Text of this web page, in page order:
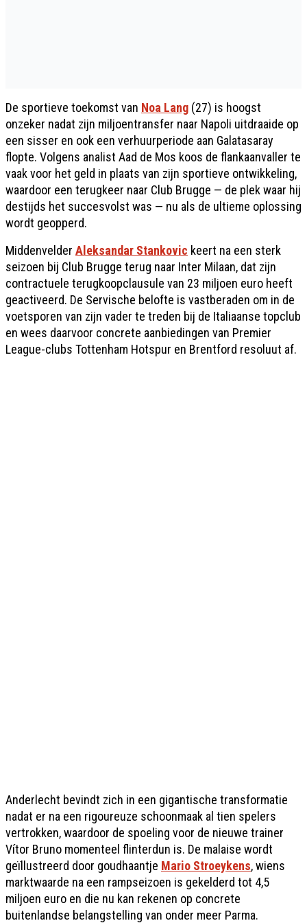
De sportieve toekomst van Noa Lang (27) is hoogst
onzeker nadat zijn miljoentransfer naar Napoli uitdraaide op
een sisser en ook een verhuurperiode aan Galatasaray
flopte. Volgens analist Aad de Mos koos de flankaanvaller te
vaak voor het geld in plaats van zijn sportieve ontwikkeling,
waardoor een terugkeer naar Club Brugge — de plek waar hij
destijds het succesvolst was — nu als de ultieme oplossing
wordt geopperd.
Middenvelder Aleksandar Stankovic keert na een sterk
seizoen bij Club Brugge terug naar Inter Milaan, dat zijn
contractuele terugkoopclausule van 23 miljoen euro heeft
geactiveerd. De Servische belofte is vastberaden om in de
voetsporen van zijn vader te treden bij de Italiaanse topclub
en wees daarvoor concrete aanbiedingen van Premier
League-clubs Tottenham Hotspur en Brentford resoluut af.
Anderlecht bevindt zich in een gigantische transformatie
nadat er na een rigoureuze schoonmaak al tien spelers
vertrokken, waardoor de spoeling voor de nieuwe trainer
Vítor Bruno momenteel flinterdun is. De malaise wordt
geïllustreerd door goudhaantje Mario Stroeykens, wiens
marktwaarde na een rampseizoen is gekelderd tot 4,5
miljoen euro en die nu kan rekenen op concrete
buitenlandse belangstelling van onder meer Parma.